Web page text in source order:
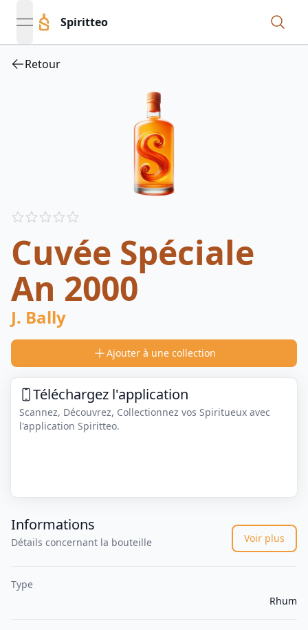
open navigation menu
Spiritteo
Retour
Reviews
Cuvée Spéciale
An 2000
J. Bally
Ajouter à une collection
Téléchargez l'application
Scannez, Découvrez, Collectionnez vos Spiritueux avec
l'application Spiritteo.
Informations
Détails concernant la bouteille Voir plus
Type
Rhum